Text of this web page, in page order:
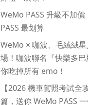
WeMo PASS 升級不加
PASS 最划算
WeMo × 咖波、毛絨絨
場！咖波聯名『快樂多
你吃掉所有 emo！
【2026 機車駕照考試全
篇，送你 WeMo PASS